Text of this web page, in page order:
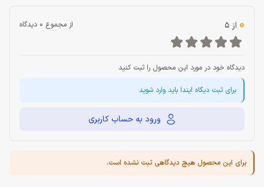
0 از 5 از مجموع 0 دیدگاه
دیدگاه خود در مورد این محصول را ثبت کنید
برای ثبت دیگاه ایندا باید وارد شوید
ورود به حساب کاربری
برای این محصول هیچ دیدگاهی ثبت نشده است.